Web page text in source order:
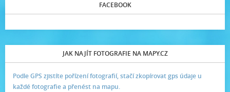
FACEBOOK
JAK NAJÍT FOTOGRAFIE NA MAPY.CZ
Podle GPS zjistíte pořízení fotografií, stačí zkopírovat gps údaje u
každé fotografie a přenést na mapu.